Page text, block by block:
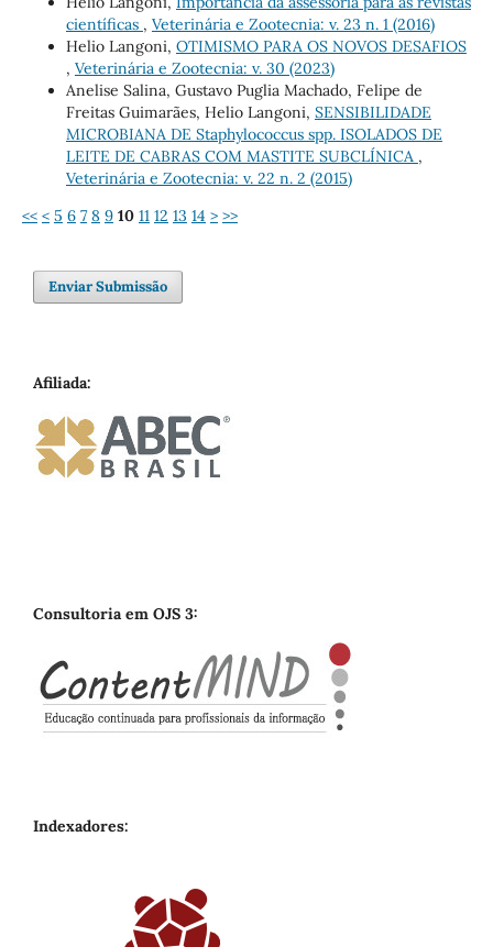
científicas , Veterinária e Zootecnia: v. 23 n. 1 (2016)
Helio Langoni, OTIMISMO PARA OS NOVOS DESAFIOS
, Veterinária e Zootecnia: v. 30 (2023)
Anelise Salina, Gustavo Puglia Machado, Felipe de
Freitas Guimarães, Helio Langoni, SENSIBILIDADE
MICROBIANA DE Staphylococcus spp. ISOLADOS DE
LEITE DE CABRAS COM MASTITE SUBCLÍNICA ,
Veterinária e Zootecnia: v. 22 n. 2 (2015)
<< < 5 6 7 8 9 10 11 12 13 14 > >>
Enviar Submissão
Afiliada:
Consultoria em OJS 3:
Indexadores: